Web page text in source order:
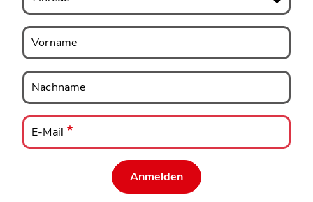
Vorname
Vorname
Nachname
Nachname
E-
Mail
E-Mail